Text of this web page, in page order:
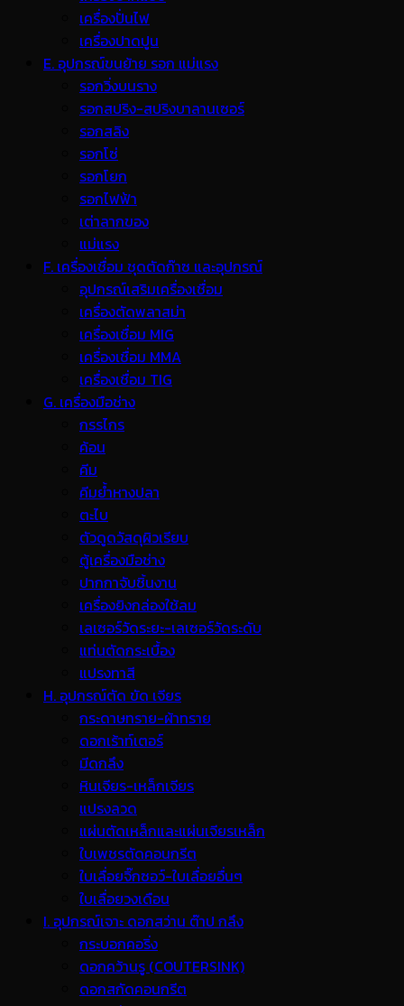
เครื่องปั่นไฟ
เครื่องปาดปูน
E. อุปกรณ์ขนย้าย รอก แม่แรง
รอกวิ่งบนราง
รอกสปริง-สปริงบาลานเซอร์
รอกสลิง
รอกโซ่
รอกโยก
รอกไฟฟ้า
เต่าลากของ
แม่แรง
F. เครื่องเชื่อม ชุดตัดก๊าซ และอุปกรณ์
อุปกรณ์เสริมเครื่องเชื่อม
เครื่องตัดพลาสม่า
เครื่องเชื่อม MIG
เครื่องเชื่อม MMA
เครื่องเชื่อม TIG
G. เครื่องมือช่าง
กรรไกร
ค้อน
คีม
คีมย้ำหางปลา
ตะไบ
ตัวดูดวัสดุผิวเรียบ
ตู้เครื่องมือช่าง
ปากกาจับชิ้นงาน
เครื่องยิงกล่องใช้ลม
เลเซอร์วัดระยะ-เลเซอร์วัดระดับ
แท่นตัดกระเบื้อง
แปรงทาสี
H. อุปกรณ์ตัด ขัด เจียร
กระดาษทราย-ผ้าทราย
ดอกเร้าท์เตอร์
มีดกลึง
หินเจียร-เหล็กเจียร
แปรงลวด
แผ่นตัดเหล็กและแผ่นเจียรเหล็ก
ใบเพชรตัดคอนกรีต
ใบเลื่อยจิ๊กซอว์-ใบเลื่อยอื่นๆ
ใบเลื่อยวงเดือน
I. อุปกรณ์เจาะ ดอกสว่าน ต๊าป กลึง
กระบอกคอริ่ง
ดอกคว้านรู (COUTERSINK)
ดอกสกัดคอนกรีต